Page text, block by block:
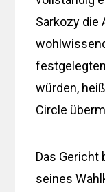
Sarkozy die
würden,
Circle
Das Gericht
seines